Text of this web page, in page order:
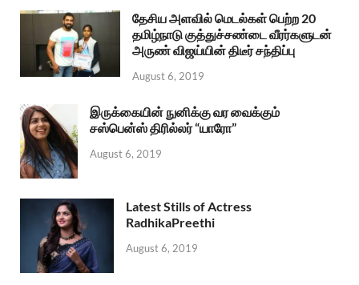
தேசிய அளவில் மெடல்கள் பெற்ற 20
தமிழ்நாடு குத்துச்சண்டை வீரர்களுடன்
அருண் விஜய்யின் திடீர் சந்திப்பு
August 6, 2019
இருக்கையின் நுனிக்கு வர வைக்கும்
சஸ்பென்ஸ் திரில்லர் “யாரோ”
August 6, 2019
Latest Stills of Actress
RadhikaPreethi
August 6, 2019